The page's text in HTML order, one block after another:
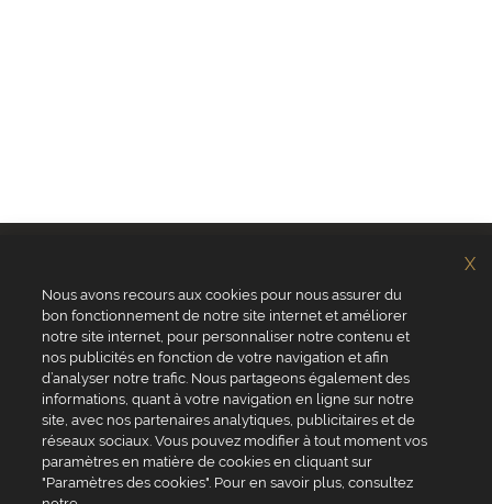
Chi siamo?
Sito web valrhona.com
Perché ordinare online?
Domande frequenti
Contattaci
Valrhona
Pariani
Norohy
Adamance
La Rose Noire
Nous avons recours aux cookies pour nous assurer du
bon fonctionnement de notre site internet et améliorer
notre site internet, pour personnaliser notre contenu et
nos publicités en fonction de votre navigation et afin
d’analyser notre trafic. Nous partageons également des
informations, quant à votre navigation en ligne sur notre
site, avec nos partenaires analytiques, publicitaires et de
réseaux sociaux. Vous pouvez modifier à tout moment vos
paramètres en matière de cookies en cliquant sur
"Paramètres des cookies". Pour en savoir plus, consultez
X